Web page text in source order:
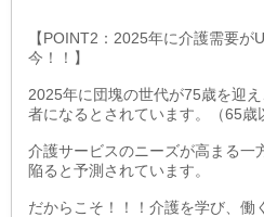
【POINT2：2025年に介護需要が
今！！】
2025年に団塊の世代が75歳を迎
者になるとされています。（65歳
介護サービスのニーズが高まる一
陥ると予測されています。
だからこそ！！！介護を学び、働